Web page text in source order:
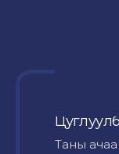
Таны ачаа